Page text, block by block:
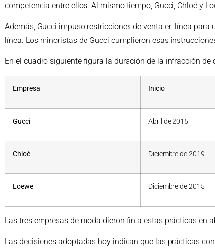
competencia entre ellos. Al mismo tiempo, Gucci, Chloé y
Además, Gucci impuso restricciones de venta en línea
línea. Los minoristas de Gucci cumplieron esas
En el cuadro siguiente figura la duración de la infracción de
Empresa Inicio
Gucci Abril de 2015
Chloé Diciembre de 2019
Loewe Diciembre de 2015
Las tres empresas de moda dieron fin a estas prácticas en
Las decisiones adoptadas hoy indican que las prácticas